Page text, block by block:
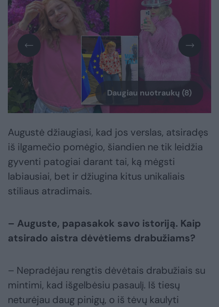
Daugiau nuotraukų (8)
Augustė džiaugiasi, kad jos verslas, atsiradęs
iš ilgamečio pomėgio, šiandien ne tik leidžia
gyventi patogiai darant tai, ką mėgsti
labiausiai, bet ir džiugina kitus unikaliais
stiliaus atradimais.
– Auguste, papasakok savo istoriją. Kaip
atsirado aistra dėvėtiems drabužiams?
– Nepradėjau rengtis dėvėtais drabužiais su
mintimi, kad išgelbėsiu pasaulį. Iš tiesų
neturėjau daug pinigų, o iš tėvų kaulyti